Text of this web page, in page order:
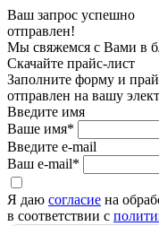
Ваш запрос успешно
отправлен!
Мы свяжемся с Вами в
Скачайте прайс-лист
Заполните форму и
отправлен на вашу
Введите имя
Ваше имя*
Введите e-mail
Ваш e-mail*
Я даю согласие на
в соответствии с